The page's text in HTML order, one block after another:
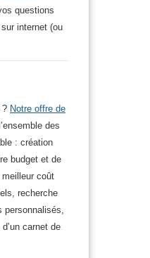
questions
internet (ou
? Notre offre de
des
: création
budget et de
coût
recherche
personnalisés,
carnet de